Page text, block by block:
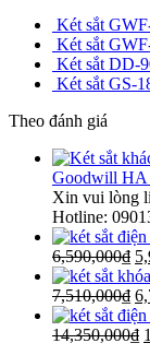
Két sắt
Két sắt
Két sắt DD-
Két sắt GS-
Theo đánh giá
Goodwill HA
Xin vui lòng
Hotline:
6,590,000₫
7,510,000₫
14,350,000₫